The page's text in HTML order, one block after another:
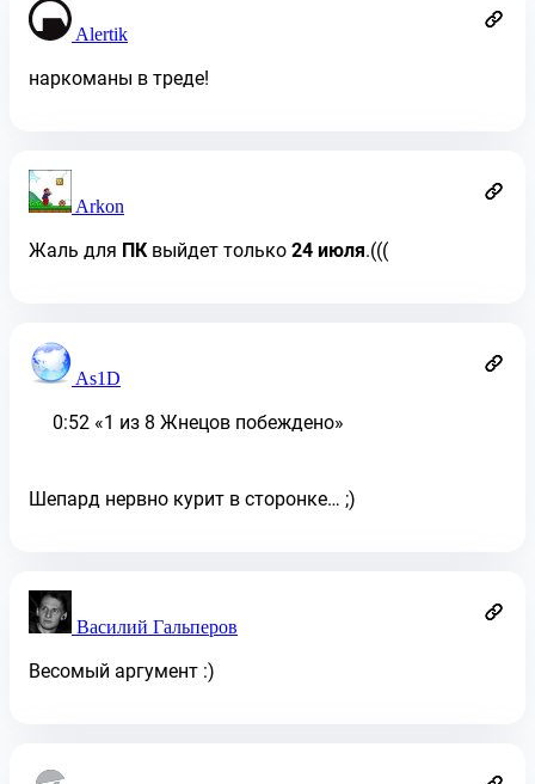
Alertik
наркоманы в треде!
Arkon
Жаль для ПКвыйдет только 24 июля.(((
As1D
0:52 «1 из 8 Жнецов побеждено»
Шепард нервно курит в сторонке… ;)
Василий Гальперов
Весомый аргумент :)